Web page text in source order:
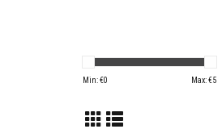
Min: €0 Max: €5